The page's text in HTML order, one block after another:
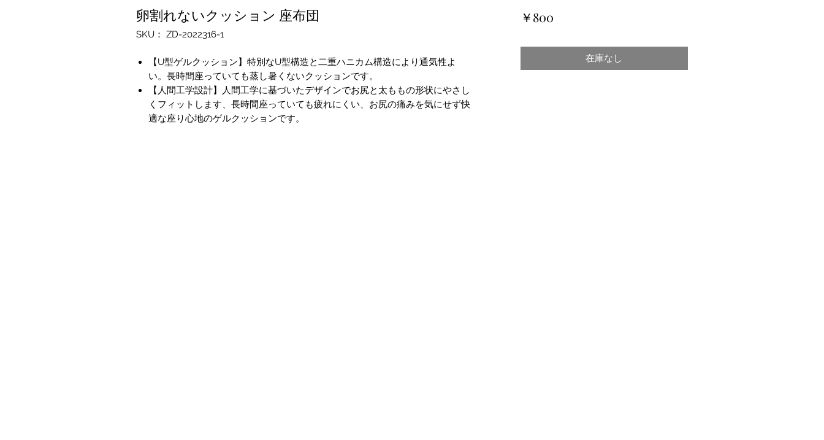
卵割れないクッション 座布団
SKU： ZD-2022316-1
【U型ゲルクッション】特別なU型構造と二重ハニカム構造により通気性よ
い。長時間座っていても蒸し暑くないクッションです。
【人間工学設計】人間工学に基づいたデザインでお尻と太ももの形状にやさし
くフィットします、長時間座っていても疲れにくい、お尻の痛みを気にせず快
適な座り心地のゲルクッションです。
￥800価
在庫なし